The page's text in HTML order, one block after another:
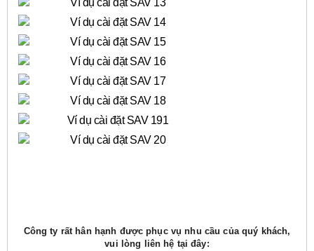
Công ty rất hân hạnh được phục vụ nhu cầu của quý khách,
vui lòng liên hệ tại đây: